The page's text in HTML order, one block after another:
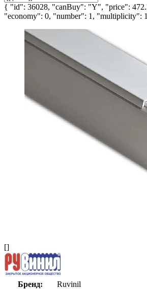
{ "id": 36028, "canBuy": "Y", "price":
"economy": 0, "number": 1, "multiplicity":
[]
Бренд:
Ruvinil